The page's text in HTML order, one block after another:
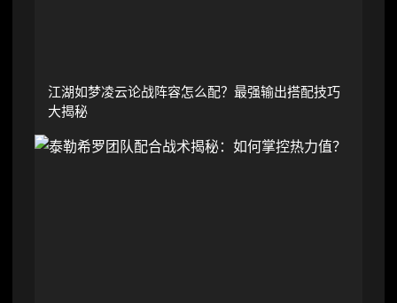
江湖如梦凌云论战阵容怎么配？最强输出搭配技巧
大揭秘